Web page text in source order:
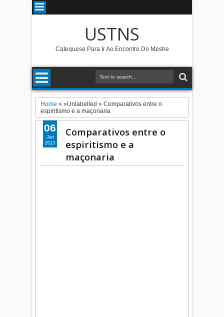
USTNS
Catequese Para Ir Ao Encontro Do Mestre
Home » »Unlabelled »Comparativos entre o
espiritismo e a maçonaria
Comparativos entre o
espiritismo e a
maçonaria
06
Jan
2013